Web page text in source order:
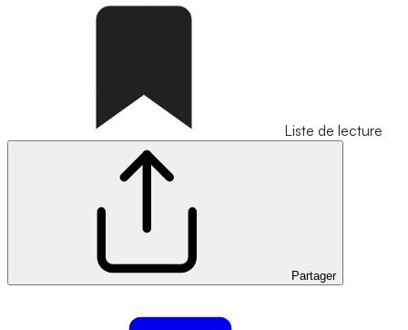
Liste de lecture
Partager